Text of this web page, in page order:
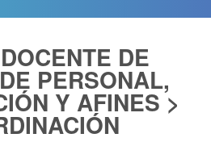
DE
PERSONAL,
Y AFINES >